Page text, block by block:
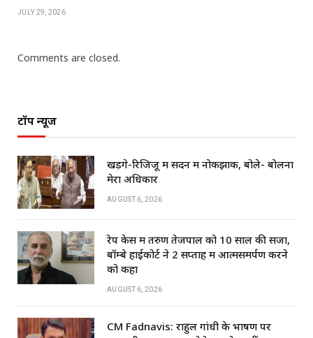
JULY 29, 2026
Comments are closed.
टॉप न्यूज
खड़गे-रिजिजू में सदन में नोकझोंक, बोले- बोलना
मेरा अधिकार
AUGUST 6, 2026
रेप केस में तरुण तेजपाल को 10 साल की सजा,
बॉम्बे हाईकोर्ट ने 2 सप्ताह में आत्मसमर्पण करने
को कहा
AUGUST 6, 2026
CM Fadnavis: राहुल गांधी के भाषण पर